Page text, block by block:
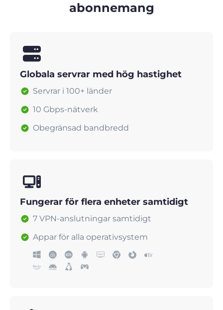
abonnemang
Globala servrar med hög hastighet
Servrar i 100+ länder
10 Gbps-nätverk
Obegränsad bandbredd
Fungerar för flera enheter samtidigt
7 VPN-anslutningar samtidigt
Appar för alla operativsystem